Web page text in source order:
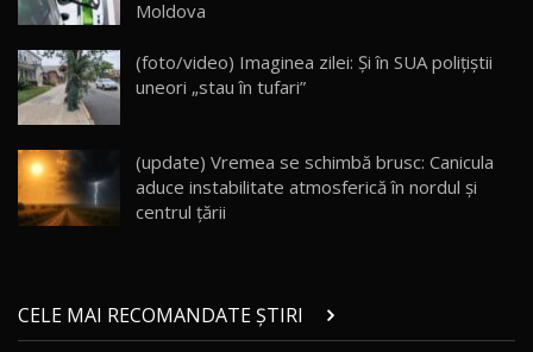
Va fi modelul nr.1 BYD în Moldova? BYD Seal U
30:08
AutoBlog.MD
23:36
20
Noul ZEEKR 7X / Test Drive AutoBlog.MD
29:08
21
AutoBlog.MD
16:59
Moldova
(foto/video) Imaginea zilei: Și în SUA polițiștii
uneori „stau în tufari”
(update) Vremea se schimbă brusc: Canicula
aduce instabilitate atmosferică în nordul și
centrul țării
CELE MAI RECOMANDATE ȘTIRI